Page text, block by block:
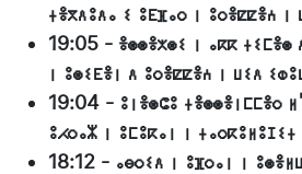
ⵜⴻⴳⴷⵓⴷⴰ ⵉ ⵓⴹⴼⴰⵔ ⵏ ⵓⵔⴻⵇⵇⴻⵄ ⵏ
19:05 - ⴻⵙⵙⴻⵅⵙⵉ ⵏ ⴰⴽⴽ ⵜⵉⵎⴻⵙ
ⵏ ⵓⵙⵉⴹⴻⵏ ⴷ ⵓⵔⴻⵇⵇⴻⵄ ⵏ ⵡⵉⴷ
19:04 - ⵓⵏⴻⵙⵛⵓ ⵜⴻⵙⵙⴻⵏⵎⵎⴻⵔ
ⵓⵃⵔⴰⵣ ⵏ ⵓⵎⵓⴽⴰⵏ ⵏ ⵜⴰⵔⴽⵓⵍⵓⵊⵉⵜ
18:12 - ⴰⴱⵔⵉⴷ ⵏ ⵓⴼⵔⴰⵏ ⵏ